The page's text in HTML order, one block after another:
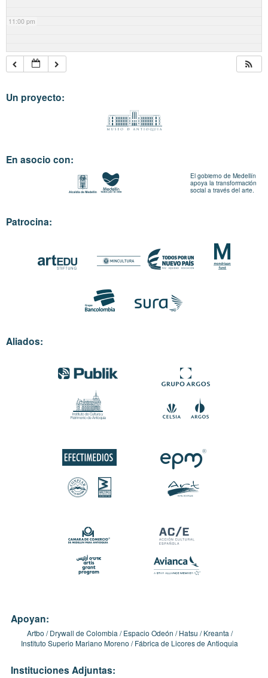
11:00 pm
Un proyecto:
En asocio con:
El gobierno de Medellín
apoya la transformación
social a través del arte.
Patrocina:
Aliados:
Apoyan:
Artbo Drywall de Colombia Espacio Odeón Hatsu
Kreanta
Instituto Superio Mariano Moreno
Fábrica de Licores de Antioquia
Instituciones Adjuntas: